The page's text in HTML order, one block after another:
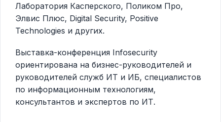
Лаборатория Касперского, Поликом Про,
Элвис Плюс, Digital Security, Positive
Technologies и других.
Выставка-конференция Infosecurity
ориентирована на бизнес-руководителей и
руководителей служб ИТ и ИБ, специалистов
по информационным технологиям,
консультантов и экспертов по ИТ.